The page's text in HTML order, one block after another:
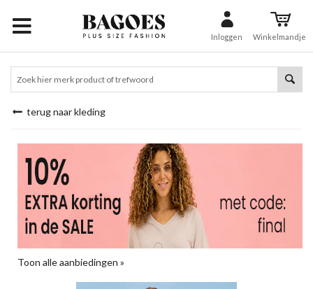
Inloggen Winkelmandje
terug naar kleding
Toon alle aanbiedingen »